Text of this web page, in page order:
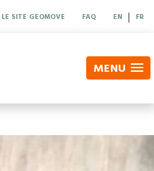
SITE GEOMOVE FAQ EN | FR
MENU